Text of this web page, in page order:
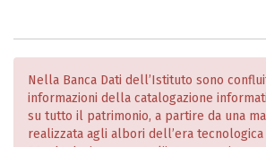
Nella Banca Dati dell’Istituto sono
informazioni della catalogazione
su tutto il patrimonio, a partire da una
realizzata agli albori dell’era